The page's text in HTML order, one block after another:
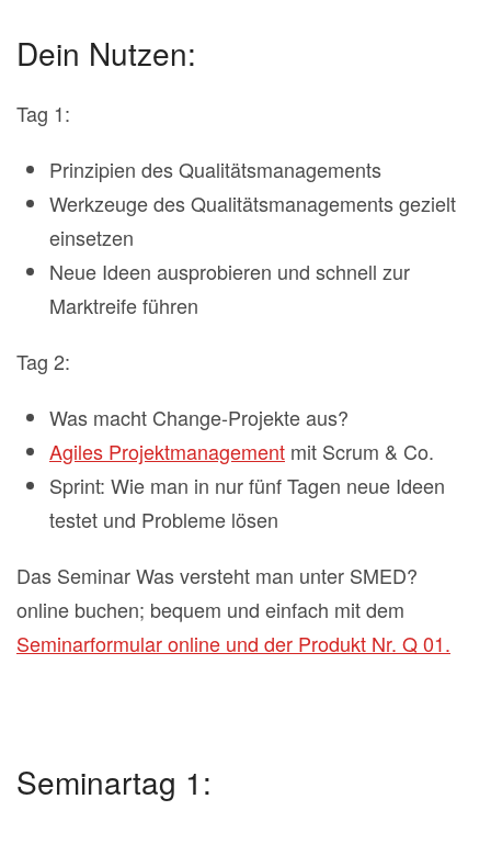
Dein Nutzen:
Tag 1:
Prinzipien des Qualitätsmanagements
Werkzeuge des Qualitätsmanagements gezielt
einsetzen
Neue Ideen ausprobieren und schnell zur
Marktreife führen
Tag 2:
Was macht Change-Projekte aus?
Agiles Projektmanagement mit Scrum & Co.
Sprint: Wie man in nur fünf Tagen neue Ideen
testet und Probleme lösen
Das Seminar Was versteht man unter SMED?
online buchen; bequem und einfach mit dem
Seminarformular online und der Produkt Nr. Q 01.
Seminartag 1: